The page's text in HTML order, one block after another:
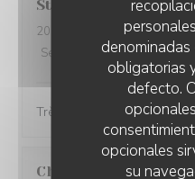
denominadas
obligatorias
defecto.
opcionales
su
Stéphanie
2024-02-25
- 12:00 -
Servicio
/5 Ambiente:5/5
Très belle présentation et
Christine